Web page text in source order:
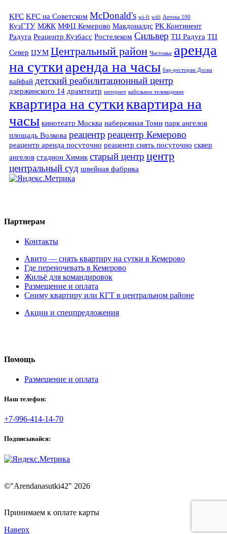
KFC KFC на Советском McDonald's wi-fi wifi Аптека 100
КузГТУ МЖК МФЦ Кемерово Макдоналдс РК Континент
Радуга Реацентр Кузбасс Ростелеком Сильвер ТЦ Радуга ТЦ
Север ЦУМ Центральный район Чистовье аренда
на суткиаренда на часы бар-ресторан Доски
вайфай детский реабилитационный центр
дзержинского 14 драмтеатр интернет кабельное телевидение
квартира на суткиквартира на
часы кинотеатр Москва набережная Томи парк ангелов
площадь Волкова реацентр реацентр Кемерово
реацентр аренда посуточно реацентр снять посуточно сквер
ангелов стадион Химик старый центр центр
центральный суд швейная фабрика
Партнерам
Контакты
Авито — снять квартиру на сутки в Кемерово
Где переночевать в Кемерово
Жильё для командировок
Размещение и оплата
Сниму квартиру или КГТ в центральном районе
Акции и спецпредложения
Помощь
Размещение и оплата
Наш телефон:
+7-996-414-14-70
Подписывайся:
©"Arendanasutki42" 2026
Принимаем к оплате карты
Наверх